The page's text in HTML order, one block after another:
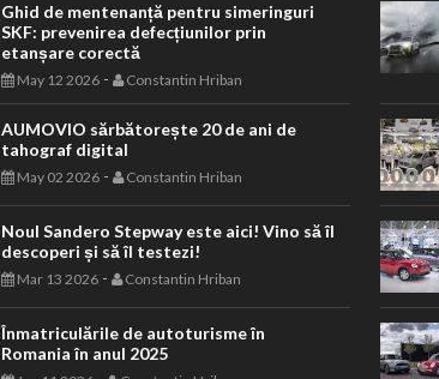
Ghid de mentenanță pentru simeringuri
SKF: prevenirea defecțiunilor prin
etanșare corectă
May 12 2026 - Constantin Hriban
AUMOVIO sărbătorește 20 de ani de
tahograf digital
May 02 2026 - Constantin Hriban
Noul Sandero Stepway este aici! Vino să îl
descoperi și să îl testezi!
Mar 13 2026 - Constantin Hriban
Înmatriculările de autoturisme în
Romania în anul 2025